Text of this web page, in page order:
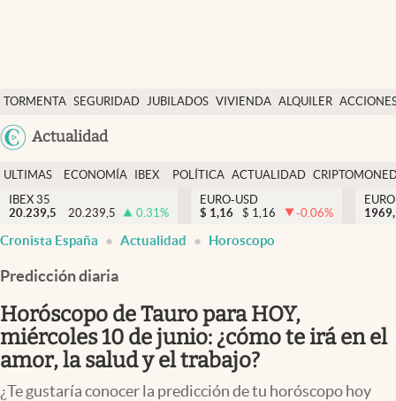
TORMENTA SEGURIDAD JUBILADOS VIVIENDA ALQUILER
Actualidad
Economía y finanzas
Política
Actualidad
Criptomonedas
España
ULTIMAS
NOTICIAS
ECONOMÍA
FINANZAS
IBEX
EURO
POLÍTICA ACTUALIDAD
IBEX 35
20.239,5
20.239,5 0.31%
EURO-USD
$ 1,16 $ 1,16 -0.06%
Cronista España Actualidad Horoscopo
Predicción diaria
Horóscopo de Tauro para HOY,
miércoles 10 de junio: ¿cómo te irá en el
amor, la salud y el trabajo?
¿Te gustaría conocer la predicción de tu horóscopo hoy